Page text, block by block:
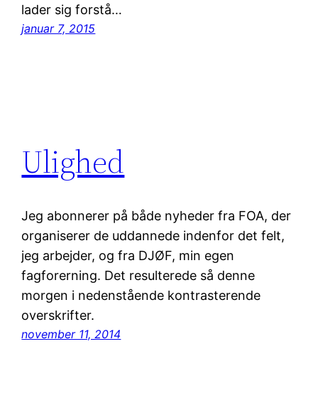
lader sig forstå…
januar 7, 2015
Ulighed
Jeg abonnerer på både nyheder fra FOA, der
organiserer de uddannede indenfor det felt,
jeg arbejder, og fra DJØF, min egen
fagforerning. Det resulterede så denne
morgen i nedenstående kontrasterende
overskrifter.
november 11, 2014